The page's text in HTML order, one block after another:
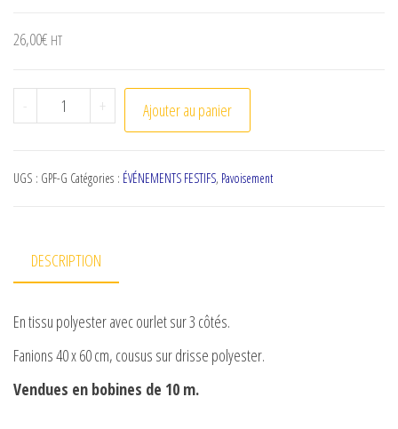
26,00€ HT
- quantité de Guirlande France XXL
+ Ajouter au panier
UGS : GPF-G Catégories : ÉVÉNEMENTS FESTIFS, Pavoisement
DESCRIPTION
En tissu polyester avec ourlet sur 3 côtés.
Fanions 40 x 60 cm, cousus sur drisse polyester.
Vendues en bobines de 10 m.